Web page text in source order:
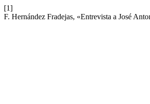
[1]
F. Hernández Fradejas, «Entrevista a José